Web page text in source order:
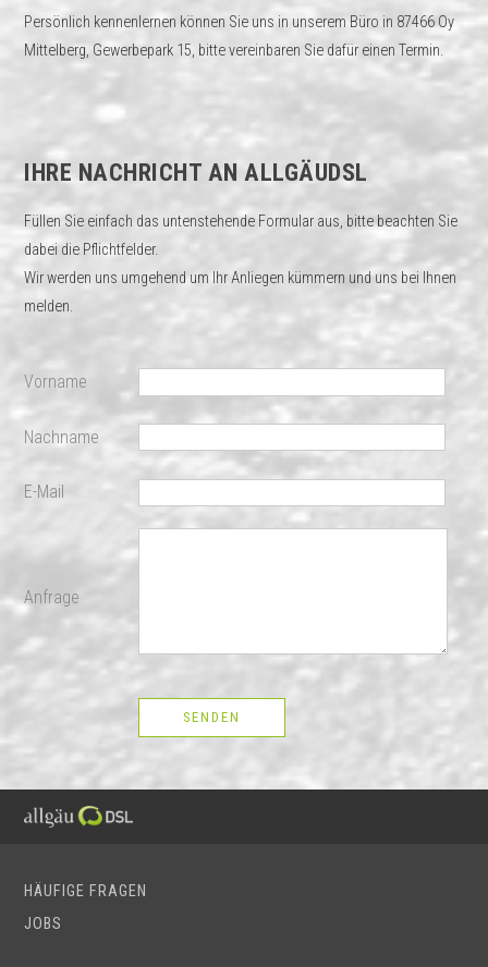
Persönlich kennenlernen können Sie uns in unserem Büro in 87466 Oy
Mittelberg, Gewerbepark 15, bitte vereinbaren Sie dafür einen Termin.
IHRE NACHRICHT AN ALLGÄUDSL
Füllen Sie einfach das untenstehende Formular aus, bitte beachten Sie
dabei die Pflichtfelder.
Wir werden uns umgehend um Ihr Anliegen kümmern und uns bei Ihnen
melden.
Vorname
Nachname
E-Mail
Anfrage
HÄUFIGE FRAGEN
JOBS